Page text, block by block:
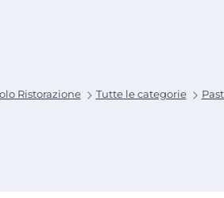
Ristorazione Tutte le categorie